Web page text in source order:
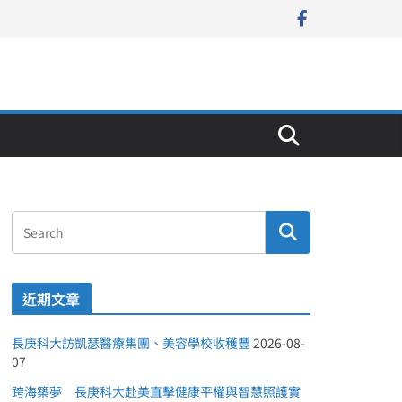
近期文章
長庚科大訪凱瑟醫療集團、美容學校收穫豐 2026-08-
07
跨海築夢 長庚科大赴美直擊健康平權與智慧照護實